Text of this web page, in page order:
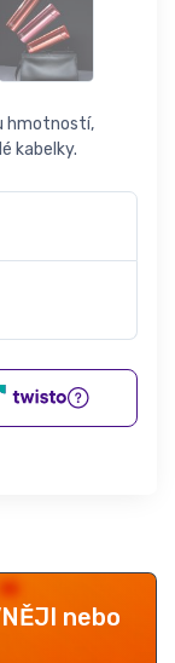
hmotností,
kabelky.
nebo